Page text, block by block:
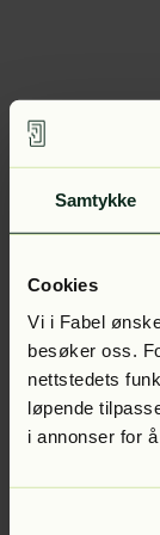
Samtykke
Cookies
Vi i Fabel
besøker oss.
nettstedets
løpende
i annonser for